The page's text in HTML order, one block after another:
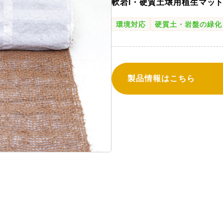
軟岩I・硬質土壌用植生マッ
環境対応 硬質土・岩盤の緑化
製品情報はこちら